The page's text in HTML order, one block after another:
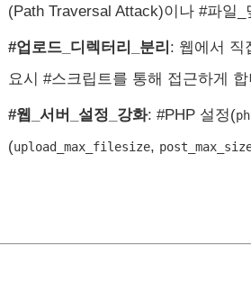
(Path Traversal Attack)이나 #파일
#업로드_디렉터리_분리: 웹에서 직
요시 #스크립트를 통해 접근하게
#웹_서버_설정_강화: #PHP 설정(
(upload_max_filesize,